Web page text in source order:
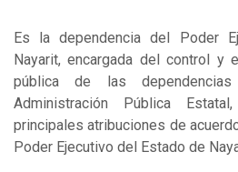
Es la dependencia del Poder
Nayarit, encargada del control y
pública de las
Administración Pública
principales atribuciones de
Poder Ejecutivo del Estado de